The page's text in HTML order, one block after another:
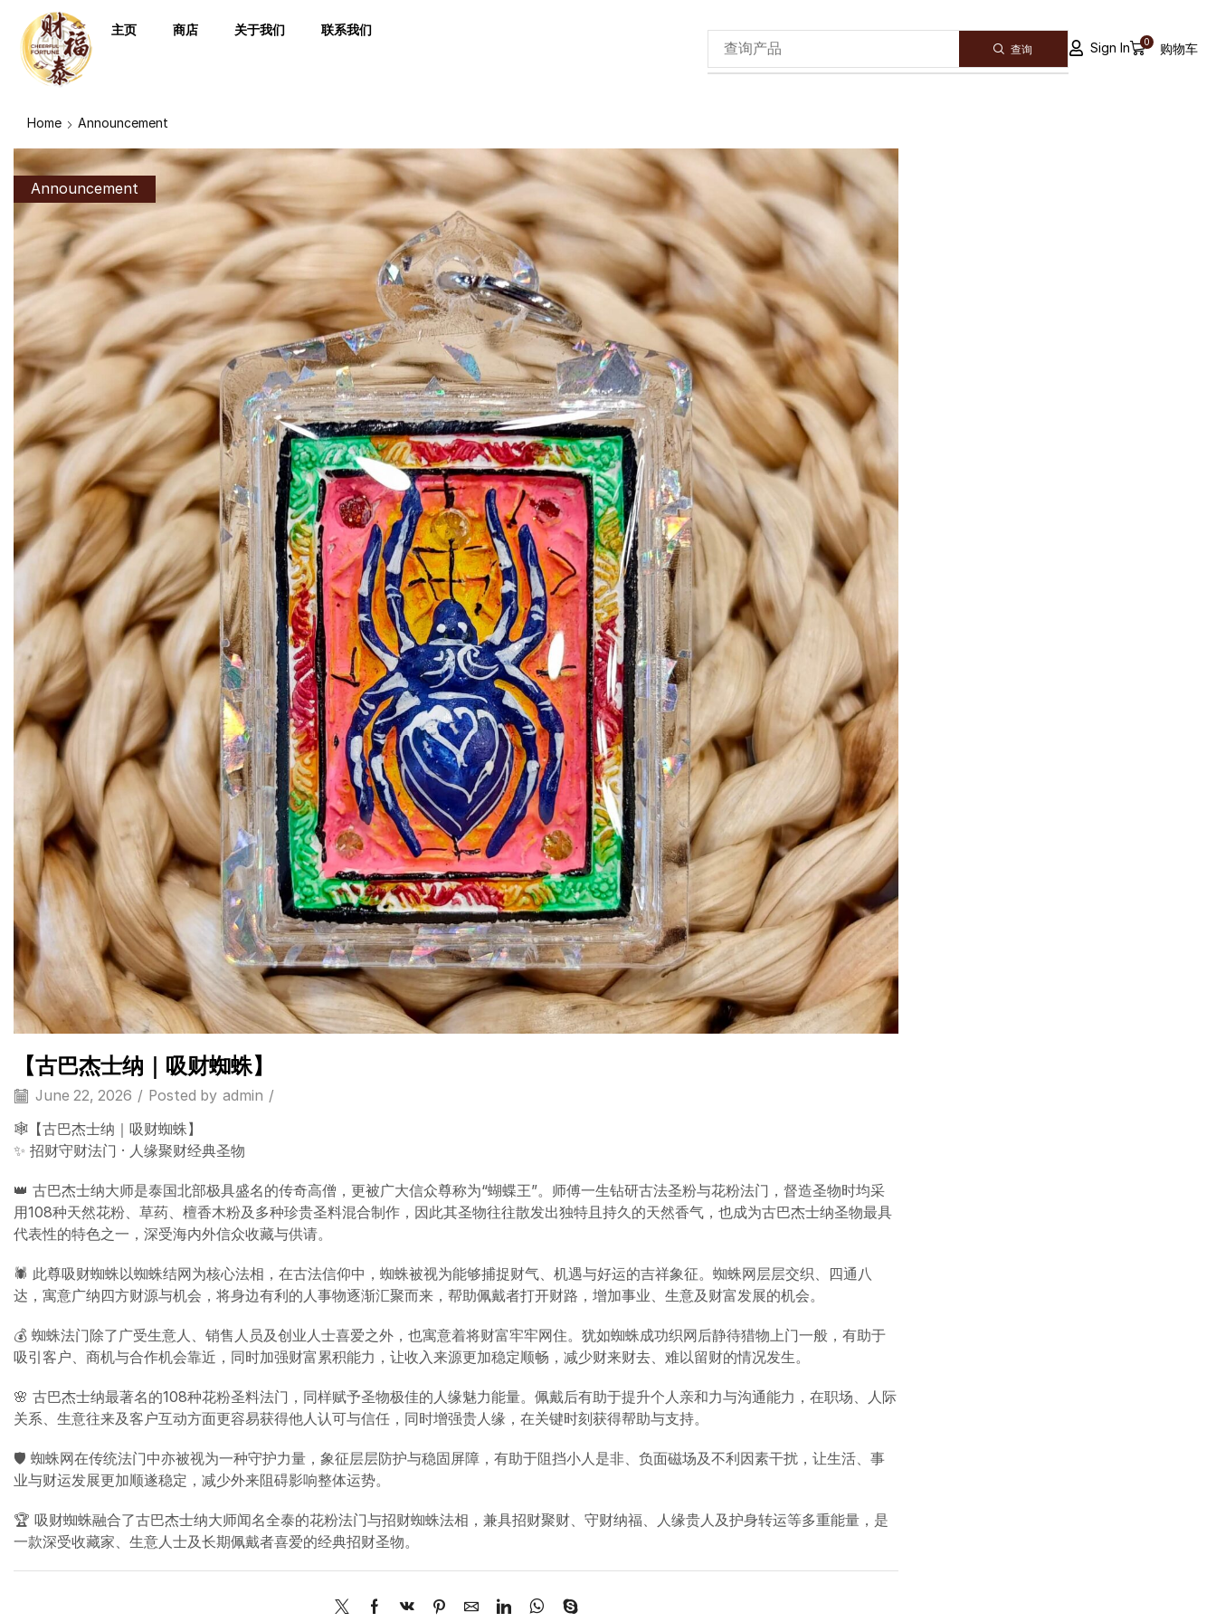
主页 商店 关于我们 联系我们
查询 Sign In 0 购物车
Home Announcement
Announcement
【古巴杰士纳｜吸财蜘蛛】
June 22, 2026 / Posted by admin /
🕸️【古巴杰士纳｜吸财蜘蛛】
✨ 招财守财法门 · 人缘聚财经典圣物
👑 古巴杰士纳大师是泰国北部极具盛名的传奇高僧，更被广大信众尊称为“蝴蝶王”。师傅一生钻研古法圣粉与花粉法门，督造圣物时均采
用108种天然花粉、草药、檀香木粉及多种珍贵圣料混合制作，因此其圣物往往散发出独特且持久的天然香气，也成为古巴杰士纳圣物最具
代表性的特色之一，深受海内外信众收藏与供请。
🕷️ 此尊吸财蜘蛛以蜘蛛结网为核心法相，在古法信仰中，蜘蛛被视为能够捕捉财气、机遇与好运的吉祥象征。蜘蛛网层层交织、四通八
达，寓意广纳四方财源与机会，将身边有利的人事物逐渐汇聚而来，帮助佩戴者打开财路，增加事业、生意及财富发展的机会。
💰 蜘蛛法门除了广受生意人、销售人员及创业人士喜爱之外，也寓意着将财富牢牢网住。犹如蜘蛛成功织网后静待猎物上门一般，有助于
吸引客户、商机与合作机会靠近，同时加强财富累积能力，让收入来源更加稳定顺畅，减少财来财去、难以留财的情况发生。
🌸 古巴杰士纳最著名的108种花粉圣料法门，同样赋予圣物极佳的人缘魅力能量。佩戴后有助于提升个人亲和力与沟通能力，在职场、人际
关系、生意往来及客户互动方面更容易获得他人认可与信任，同时增强贵人缘，在关键时刻获得帮助与支持。
🛡️ 蜘蛛网在传统法门中亦被视为一种守护力量，象征层层防护与稳固屏障，有助于阻挡小人是非、负面磁场及不利因素干扰，让生活、事
业与财运发展更加顺遂稳定，减少外来阻碍影响整体运势。
🏆 吸财蜘蛛融合了古巴杰士纳大师闻名全泰的花粉法门与招财蜘蛛法相，兼具招财聚财、守财纳福、人缘贵人及护身转运等多重能量，是
一款深受收藏家、生意人士及长期佩戴者喜爱的经典招财圣物。